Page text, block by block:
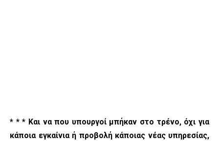
* * * Και να που υπουργοί μπήκαν στο τρένο, όχι για
κάποια εγκαίνια ή προβολή κάποιας νέας υπηρεσίας,